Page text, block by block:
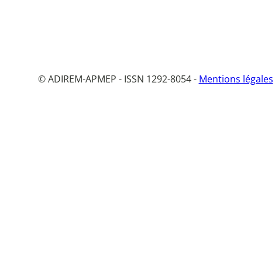
© ADIREM-APMEP - ISSN 1292-8054 - Mentions légales